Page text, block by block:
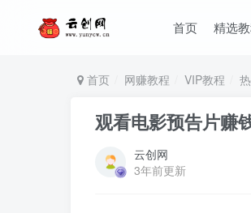
首页 精选
首页 网赚教程 VIP教程
观看电影预告片赚
云创网
3年前更新